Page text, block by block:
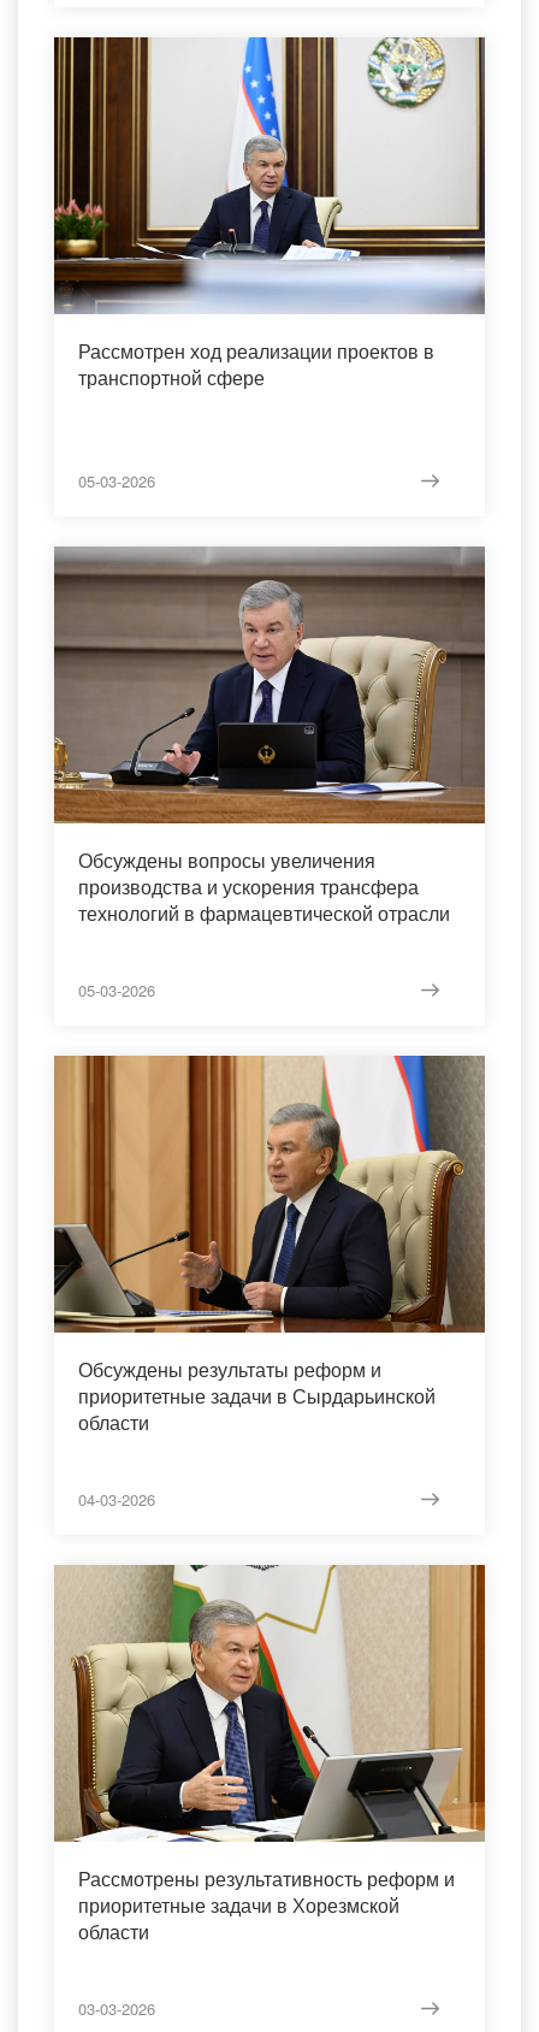
Рассмотрен ход реализации проектов в
транспортной сфере
05-03-2026
Обсуждены вопросы увеличения
производства и ускорения трансфера
технологий в фармацевтической отрасли
05-03-2026
Обсуждены результаты реформ и
приоритетные задачи в Сырдарьинской
области
04-03-2026
Рассмотрены результативность реформ и
приоритетные задачи в Хорезмской
области
03-03-2026